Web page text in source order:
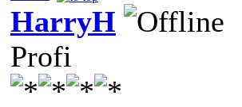
HarryH
Profi